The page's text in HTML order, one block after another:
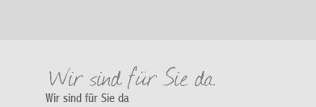
Wir sind für Sie da